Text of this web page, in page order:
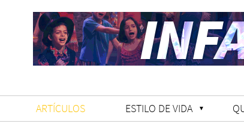
ARTÍCULOS ESTILO DE VIDA